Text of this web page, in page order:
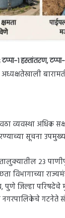
टप्पा-१ हस्तांतरण,
अध्यक्षतेखाली
व्यवस्था अधिक
सूचना
२३
विभागाच्या
जिल्हा परिषदेचे
नगरपालिकेचे